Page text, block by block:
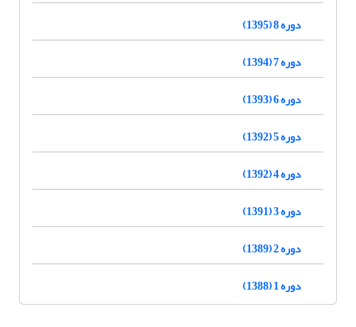
دوره 8 (1395)
دوره 7 (1394)
دوره 6 (1393)
دوره 5 (1392)
دوره 4 (1392)
دوره 3 (1391)
دوره 2 (1389)
دوره 1 (1388)